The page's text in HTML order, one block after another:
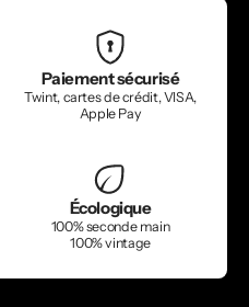
Paiement sécurisé
Twint, cartes de crédit, VISA,
Apple Pay
Écologique
100% seconde main
100% vintage